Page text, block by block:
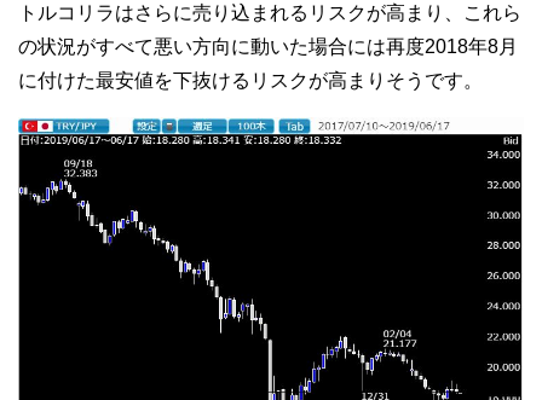
トルコリラはさらに売り込まれるリスクが高まり、これら
の状況がすべて悪い方向に動いた場合には再度2018年8月
に付けた最安値を下抜けるリスクが高まりそうです。